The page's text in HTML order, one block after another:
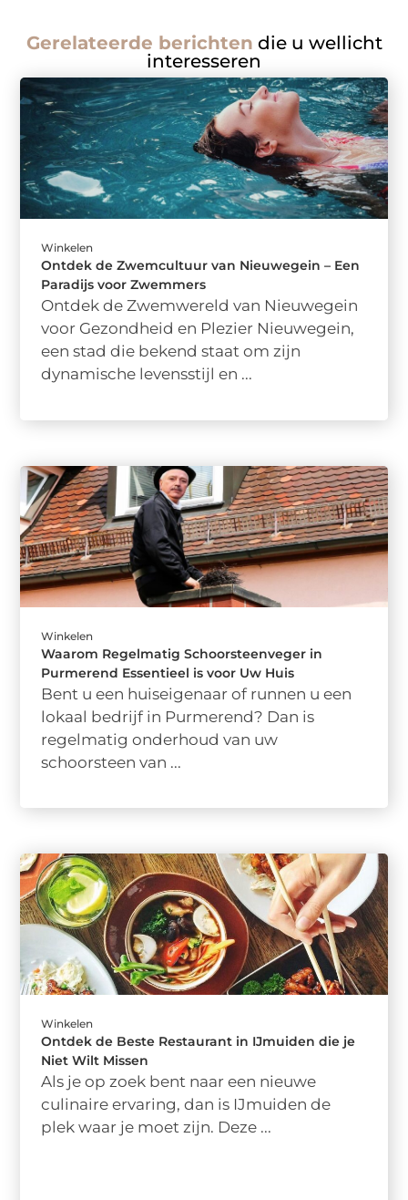
Gerelateerde berichten die u wellicht
interesseren
Winkelen
Ontdek de Zwemcultuur van Nieuwegein – Een
Paradijs voor Zwemmers
Ontdek de Zwemwereld van Nieuwegein
voor Gezondheid en Plezier Nieuwegein,
een stad die bekend staat om zijn
dynamische levensstijl en ...
Winkelen
Waarom Regelmatig Schoorsteenveger in
Purmerend Essentieel is voor Uw Huis
Bent u een huiseigenaar of runnen u een
lokaal bedrijf in Purmerend? Dan is
regelmatig onderhoud van uw
schoorsteen van ...
Winkelen
Ontdek de Beste Restaurant in IJmuiden die je
Niet Wilt Missen
Als je op zoek bent naar een nieuwe
culinaire ervaring, dan is IJmuiden de
plek waar je moet zijn. Deze ...